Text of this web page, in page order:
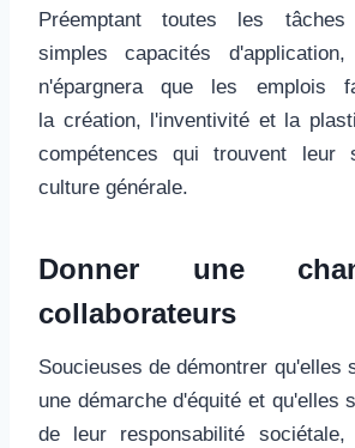
Préemptant toutes les
simples capacités
n'épargnera que les emplois
la création, l'inventivité et la
compétences qui trouvent leur
culture générale.
Donner une
collaborateurs
Soucieuses de démontrer qu'elles
une démarche d'équité et qu'elles
de leur responsabilité sociétale,